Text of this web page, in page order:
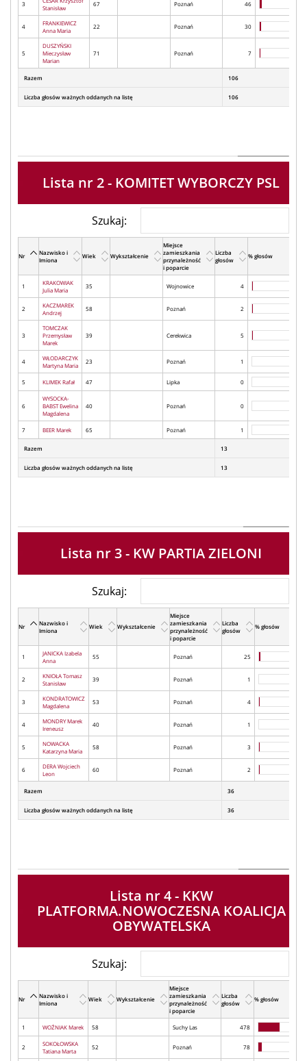
3
Stanisław
67 Poznań 46
4
FRANKIEWICZ
Anna Maria
22 Poznań 30
5
DUSZYŃSKI
Mieczysław
Marian
71 Poznań 7
Razem 106
Liczba głosów ważnych oddanych na listę 106
Lista nr 2 - KOMITET WYBORCZY PSL
Szukaj:
Nr
Nazwisko i
Imiona
Wiek Wykształcenie
Miejsce
zamieszkania
przynależność
i poparcie
Liczba
głosów
% głosów
1
KRAKOWIAK
Julia Maria
35 Wojnowice 4
2
KACZMAREK
Andrzej
58 Poznań 2
3
TOMCZAK
Przemysław
Marek
39 Cerekwica 5
4
WŁODARCZYK
Martyna Maria
23 Poznań 1
5 KLIMEK Rafał 47 Lipka 0
6
WYSOCKA-
BABST Ewelina
Magdalena
40 Poznań 0
7 BEER Marek 65 Poznań 1
Razem 13
Liczba głosów ważnych oddanych na listę 13
Lista nr 3 - KW PARTIA ZIELONI
Szukaj:
Nr
Nazwisko i
Imiona
Wiek Wykształcenie
Miejsce
zamieszkania
przynależność
i poparcie
Liczba
głosów
% głosów
1
JANICKA Izabela
Anna
55 Poznań 25
2
KNIOŁA Tomasz
Stanisław
39 Poznań 1
3
KONDRATOWICZ
Magdalena
53 Poznań 4
4
MONDRY Marek
Ireneusz
40 Poznań 1
5
NOWACKA
Katarzyna Maria
58 Poznań 3
6
DERA Wojciech
Leon
60 Poznań 2
Razem 36
Liczba głosów ważnych oddanych na listę 36
Lista nr 4 - KKW
PLATFORMA.NOWOCZESNA KOALICJA
OBYWATELSKA
Szukaj:
Nr
Nazwisko i
Imiona
Wiek Wykształcenie
Miejsce
zamieszkania
przynależność
i poparcie
Liczba
głosów
% głosów
1 WOŹNIAK Marek 58 Suchy Las 478
2
SOKOŁOWSKA
Tatiana Marta
52 Poznań 78